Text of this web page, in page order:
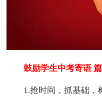
鼓励学生中考寄语
1.抢时间，抓基础，树